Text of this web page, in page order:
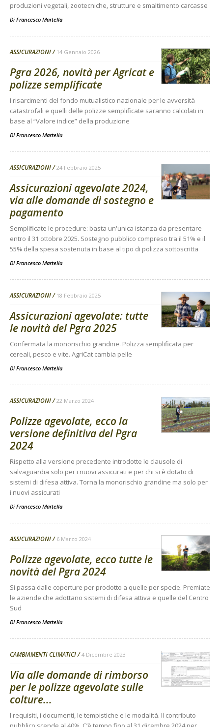
produzioni vegetali, zootecniche, strutture e smaltimento carcasse
Di Francesco Martella
ASSICURAZIONI 14 Gennaio 2026
Pgra 2026, novità per Agricat e
polizze semplificate
I risarcimenti del fondo mutualistico nazionale per le avversità
catastrofali e quelli delle polizze semplificate saranno calcolati in
base al “Valore indice” della produzione
Di Francesco Martella
ASSICURAZIONI 24 Febbraio 2025
Assicurazioni agevolate 2024,
via alle domande di sostegno e
pagamento
Semplificate le procedure: basta un'unica istanza da presentare
entro il 31 ottobre 2025. Sostegno pubblico compreso tra il 51% e il
55% della spesa sostenuta in base al tipo di polizza sottoscritta
Di Francesco Martella
ASSICURAZIONI 18 Febbraio 2025
Assicurazioni agevolate: tutte
le novità del Pgra 2025
Confermata la monorischio grandine. Polizza semplificata per
cereali, pesco e vite. AgriCat cambia pelle
Di Francesco Martella
ASSICURAZIONI 22 Marzo 2024
Polizze agevolate, ecco la
versione definitiva del Pgra
2024
Rispetto alla versione precedente introdotte le clausole di
salvaguardia solo per i nuovi assicurati e per chi si è dotato di
sistemi di difesa attiva. Torna la monorischio grandine ma solo per
i nuovi assicurati
Di Francesco Martella
ASSICURAZIONI 6 Marzo 2024
Polizze agevolate, ecco tutte le
novità del Pgra 2024
Si passa dalle coperture per prodotto a quelle per specie. Premiate
le aziende che adottano sistemi di difesa attiva e quelle del Centro
Sud
Di Francesco Martella -
CAMBIAMENTI CLIMATICI 4 Dicembre 2023
Via alle domande di rimborso
per le polizze agevolate sulle
colture...
I requisiti, i documenti, le tempistiche e le modalità. Il contributo